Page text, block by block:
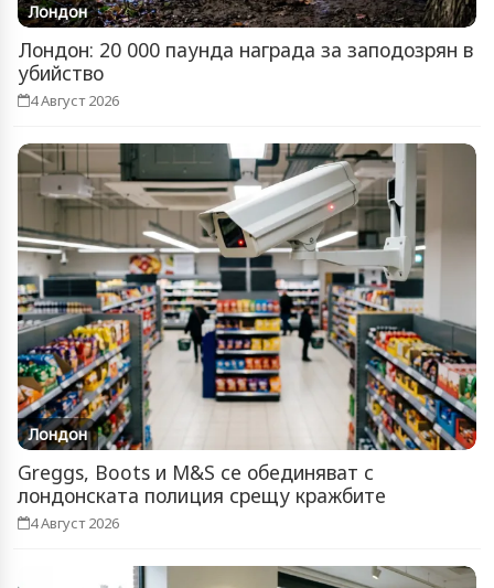
Лондон
Лондон: 20 000 паунда награда за заподозрян в
убийство
4 Август 2026
Лондон
Greggs, Boots и M&S се обединяват с
лондонската полиция срещу кражбите
4 Август 2026